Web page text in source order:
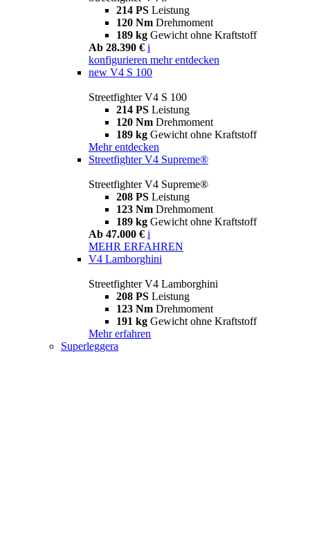
214 PS Leistung
120 Nm Drehmoment
189 kg Gewicht ohne Kraftstoff
Ab 28.390 € i
konfigurieren mehr entdecken
new V4 S 100
Streetfighter V4 S 100
214 PS Leistung
120 Nm Drehmoment
189 kg Gewicht ohne Kraftstoff
Mehr entdecken
Streetfighter V4 Supreme®
Streetfighter V4 Supreme®
208 PS Leistung
123 Nm Drehmoment
189 kg Gewicht ohne Kraftstoff
Ab 47.000 € i
MEHR ERFAHREN
V4 Lamborghini
Streetfighter V4 Lamborghini
208 PS Leistung
123 Nm Drehmoment
191 kg Gewicht ohne Kraftstoff
Mehr erfahren
Superleggera